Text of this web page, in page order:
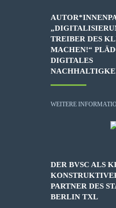
TREIBER DES
MACHEN!“
DIGITALES
WEITERE
DER BVSC ALS
PARTNER DES
BERLIN TXL